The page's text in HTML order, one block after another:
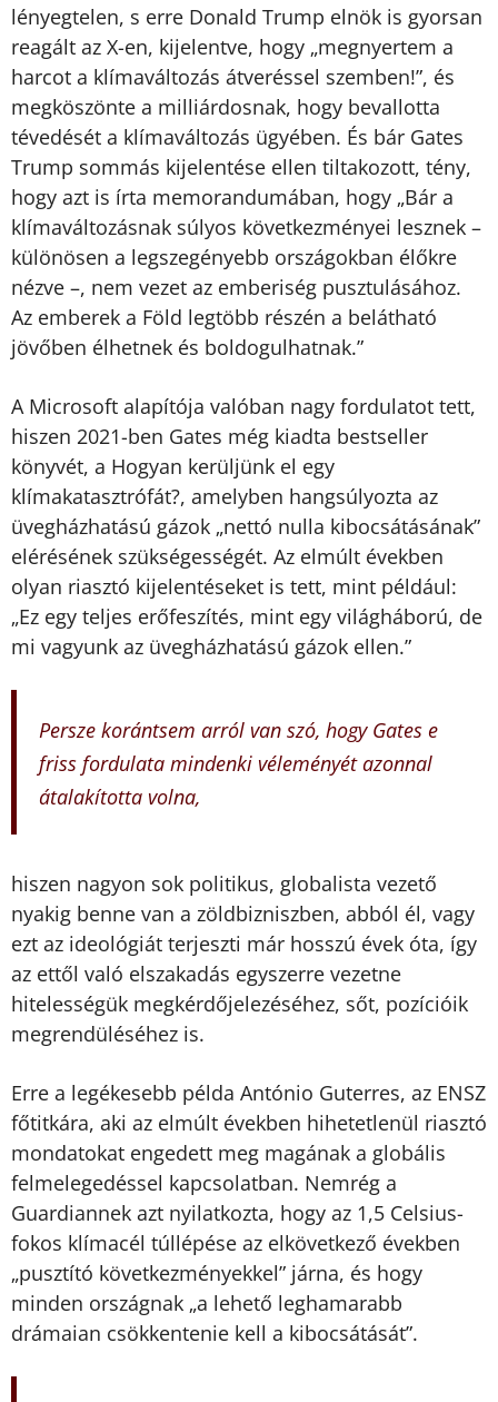
lényegtelen, s erre Donald Trump elnök is gyorsan
reagált az X-en, kijelentve, hogy „megnyertem a
harcot a klímaváltozás átveréssel szemben!”, és
megköszönte a milliárdosnak, hogy bevallotta
tévedését a klímaváltozás ügyében. És bár Gates
Trump sommás kijelentése ellen tiltakozott, tény,
hogy azt is írta memorandumában, hogy „Bár a
klímaváltozásnak súlyos következményei lesznek –
különösen a legszegényebb országokban élőkre
nézve –, nem vezet az emberiség pusztulásához.
Az emberek a Föld legtöbb részén a belátható
jövőben élhetnek és boldogulhatnak.”
A Microsoft alapítója valóban nagy fordulatot tett,
hiszen 2021-ben Gates még kiadta bestseller
könyvét, a Hogyan kerüljünk el egy
klímakatasztrófát?, amelyben hangsúlyozta az
üvegházhatású gázok „nettó nulla kibocsátásának”
elérésének szükségességét. Az elmúlt években
olyan riasztó kijelentéseket is tett, mint például:
„Ez egy teljes erőfeszítés, mint egy világháború, de
mi vagyunk az üvegházhatású gázok ellen.”
Persze korántsem arról van szó, hogy Gates e
friss fordulata mindenki véleményét azonnal
átalakította volna,
hiszen nagyon sok politikus, globalista vezető
nyakig benne van a zöldbizniszben, abból él, vagy
ezt az ideológiát terjeszti már hosszú évek óta, így
az ettől való elszakadás egyszerre vezetne
hitelességük megkérdőjelezéséhez, sőt, pozícióik
megrendüléséhez is.
Erre a legékesebb példa António Guterres, az ENSZ
főtitkára, aki az elmúlt években hihetetlenül riasztó
mondatokat engedett meg magának a globális
felmelegedéssel kapcsolatban. Nemrég a
Guardiannek azt nyilatkozta, hogy az 1,5 Celsius-
fokos klímacél túllépése az elkövetkező években
„pusztító következményekkel” járna, és hogy
minden országnak „a lehető leghamarabb
drámaian csökkentenie kell a kibocsátását”.